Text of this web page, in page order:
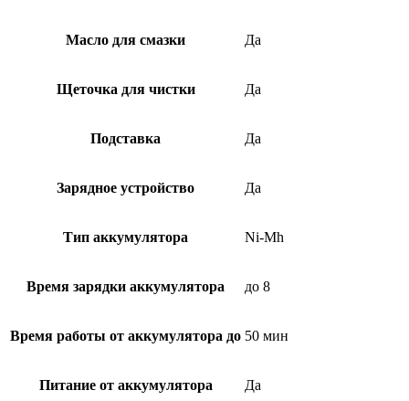
Масло для смазки Да
Щеточка для чистки Да
Подставка Да
Зарядное устройство Да
Тип аккумулятора Ni-Mh
Время зарядки аккумулятора до 8
Время работы от аккумулятора до 50 мин
Питание от аккумулятора Да